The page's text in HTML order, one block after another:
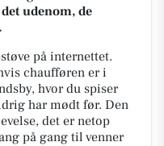
udenom, de
på internettet.
chaufføren er i
hvor du spiser
har mødt før. Den
det er netop
på gang til venner